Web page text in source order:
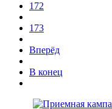
172
173
Вперёд
В конец